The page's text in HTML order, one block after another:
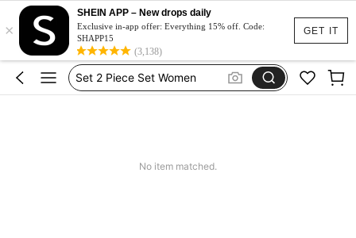
GET IT
×
SHEIN APP – New drops daily
Exclusive in-app offer: Everything 15% off. Code:
SHAPP15
(3,138)
Dluga Letnia Sukienka
Squishy
Set 2 Piece Set Women
Skirts For Women
No item matched.